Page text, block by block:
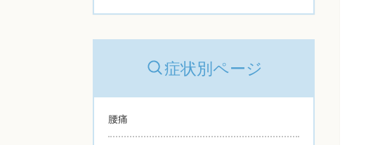
症状別ページ
腰痛